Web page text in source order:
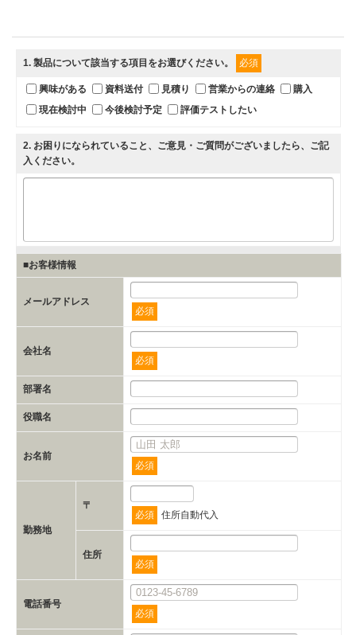
1. 製品について該当する項目をお選びください。 必須
興味がある 資料送付 見積り 営業からの連絡
購入
現在検討中
今後検討予定 評価テストしたい
2. お困りになられていること、ご意見・ご質問がございましたら、ご記
入ください。
■お客様情報
メールアドレス
必須
会社名
必須
部署名
役職名
お名前
必須
勤務地
〒
必須
住所自動代入
住所
必須
電話番号
必須